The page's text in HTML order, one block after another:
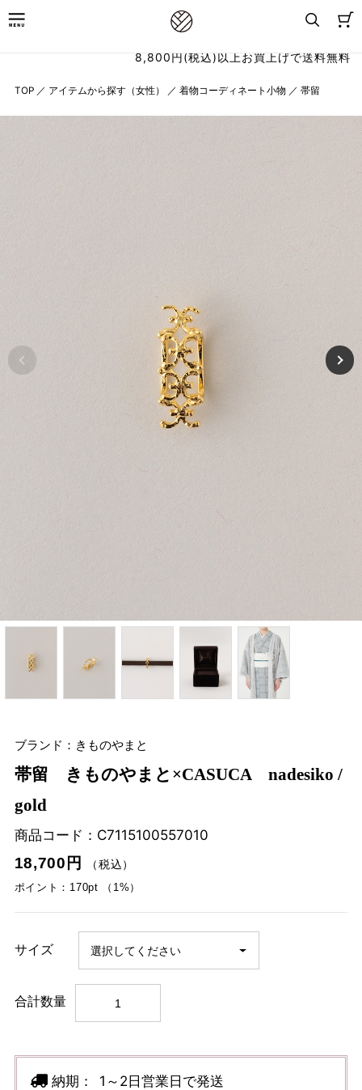
8,800円(税込)以上お買上げで送料無料
TOP ／ アイテムから探す（女性） ／ 着物コーディネート小物 ／ 帯留
ブランド：きものやまと
帯留 きものやまと×CASUCA nadesiko /
gold
商品コード： C7115100557010
18,700円
（税込）
ポイント：170pt （1%）
サイズ
合計数量
納期： 1～2日営業日で発送